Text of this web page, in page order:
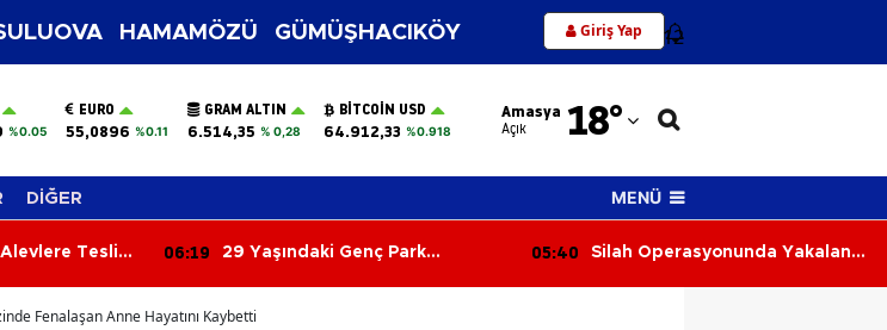
HAMAMÖZÜ GÜMÜŞHACIKÖY Giriş Yap 12
%0.05
EURO
55,0896 %0.11
GRAM ALTIN
6.514,35 % 0,28
BITCOIN USD
64.912,33 %0.918
Amasya
Açık 18°
Adana
Adıyaman
Ağrı
Amasya
DİĞER MENÜ
Teslim
06:19
29 Yaşındaki Genç Park
05:40
Silah Operasyonunda Yakalanan
Fenalaşan Anne Hayatını Kaybetti